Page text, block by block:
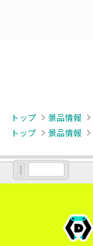
トップ 景品情報
トップ
景品情報